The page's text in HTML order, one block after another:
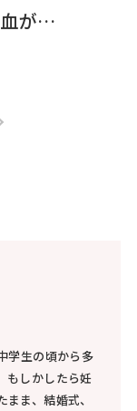
血が…
学生の頃から多
もしかしたら妊
ま、結婚式、